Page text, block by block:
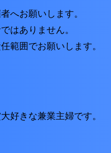
へお願いします。
はありません。
範囲でお願いします。
好きな兼業主婦です。